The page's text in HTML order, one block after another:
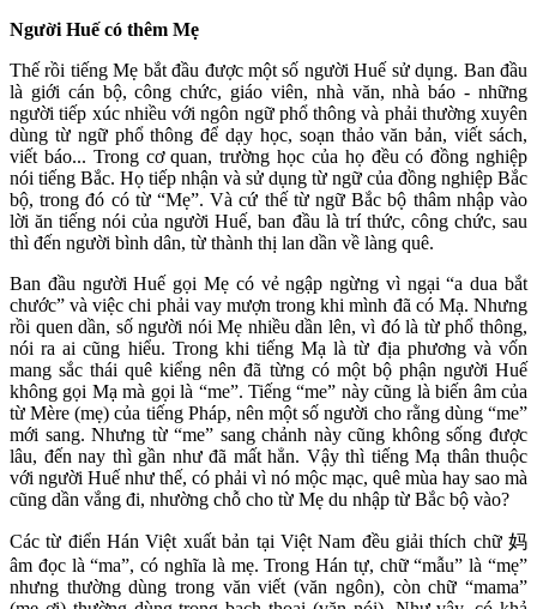
Người Huế có thêm Mẹ
Thế rồi tiếng Mẹ bắt đầu được một số người Huế sử dụng. Ban đầu
là giới cán bộ, công chức, giáo viên, nhà văn, nhà báo - những
người tiếp xúc nhiều với ngôn ngữ phổ thông và phải thường xuyên
dùng từ ngữ phổ thông để dạy học, soạn thảo văn bản, viết sách,
viết báo... Trong cơ quan, trường học của họ đều có đồng nghiệp
nói tiếng Bắc. Họ tiếp nhận và sử dụng từ ngữ của đồng nghiệp Bắc
bộ, trong đó có từ “Mẹ”. Và cứ thế từ ngữ Bắc bộ thâm nhập vào
lời ăn tiếng nói của người Huế, ban đầu là trí thức, công chức, sau
thì đến người bình dân, từ thành thị lan dần về làng quê.
Ban đầu người Huế gọi Mẹ có vẻ ngập ngừng vì ngại “a dua bắt
chước” và việc chi phải vay mượn trong khi mình đã có Mạ. Nhưng
rồi quen dần, số người nói Mẹ nhiều dần lên, vì đó là từ phổ thông,
nói ra ai cũng hiểu. Trong khi tiếng Mạ là từ địa phương và vốn
mang sắc thái quê kiểng nên đã từng có một bộ phận người Huế
không gọi Mạ mà gọi là “me”. Tiếng “me” này cũng là biến âm của
từ Mère (mẹ) của tiếng Pháp, nên một số người cho rằng dùng “me”
mới sang. Nhưng từ “me” sang chảnh này cũng không sống được
lâu, đến nay thì gần như đã mất hẳn. Vậy thì tiếng Mạ thân thuộc
với người Huế như thế, có phải vì nó mộc mạc, quê mùa hay sao mà
cũng dần vắng đi, nhường chỗ cho từ Mẹ du nhập từ Bắc bộ vào?
Các từ điển Hán Việt xuất bản tại Việt Nam đều giải thích chữ 妈
âm đọc là “ma”, có nghĩa là mẹ. Trong Hán tự, chữ “mẫu” là “mẹ”
nhưng thường dùng trong văn viết (văn ngôn), còn chữ “mama”